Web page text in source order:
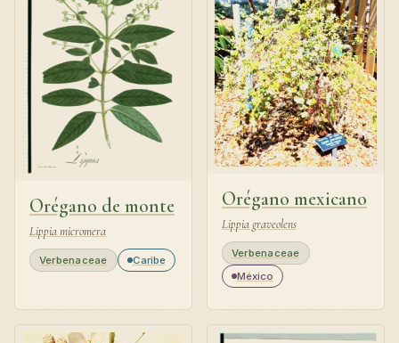
Orégano de monte
Lippia micromera
Verbenaceae Caribe
Orégano mexicano
Lippia graveolens
Verbenaceae
México